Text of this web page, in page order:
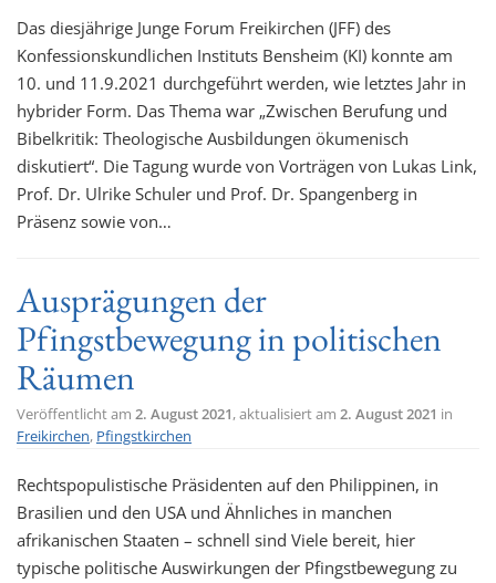
Das diesjährige Junge Forum Freikirchen (JFF) des
Konfessionskundlichen Instituts Bensheim (KI) konnte am
10. und 11.9.2021 durchgeführt werden, wie letztes Jahr in
hybrider Form. Das Thema war „Zwischen Berufung und
Bibelkritik: Theologische Ausbildungen ökumenisch
diskutiert“. Die Tagung wurde von Vorträgen von Lukas Link,
Prof. Dr. Ulrike Schuler und Prof. Dr. Spangenberg in
Präsenz sowie von…
Ausprägungen der
Pfingstbewegung in politischen
Räumen
Veröffentlicht am 2. August 2021, aktualisiert am 2. August 2021 in
Freikirchen, Pfingstkirchen
Rechtspopulistische Präsidenten auf den Philippinen, in
Brasilien und den USA und Ähnliches in manchen
afrikanischen Staaten – schnell sind Viele bereit, hier
typische politische Auswirkungen der Pfingstbewegung zu